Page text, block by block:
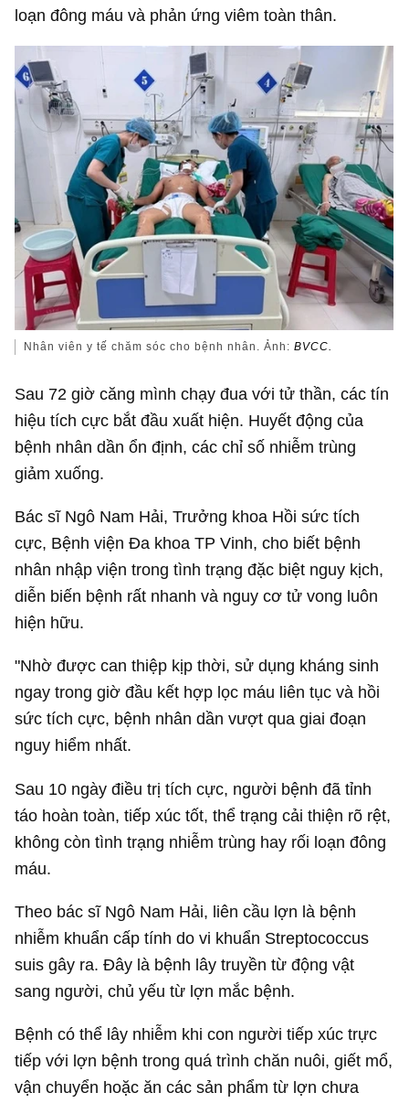
loạn đông máu và phản ứng viêm toàn thân.
Nhân viên y tế chăm sóc cho bệnh nhân. Ảnh: BVCC.
Sau 72 giờ căng mình chạy đua với tử thần, các tín
hiệu tích cực bắt đầu xuất hiện. Huyết động của
bệnh nhân dần ổn định, các chỉ số nhiễm trùng
giảm xuống.
Bác sĩ Ngô Nam Hải, Trưởng khoa Hồi sức tích
cực, Bệnh viện Đa khoa TP Vinh, cho biết bệnh
nhân nhập viện trong tình trạng đặc biệt nguy kịch,
diễn biến bệnh rất nhanh và nguy cơ tử vong luôn
hiện hữu.
"Nhờ được can thiệp kịp thời, sử dụng kháng sinh
ngay trong giờ đầu kết hợp lọc máu liên tục và hồi
sức tích cực, bệnh nhân dần vượt qua giai đoạn
nguy hiểm nhất.
Sau 10 ngày điều trị tích cực, người bệnh đã tỉnh
táo hoàn toàn, tiếp xúc tốt, thể trạng cải thiện rõ rệt,
không còn tình trạng nhiễm trùng hay rối loạn đông
máu.
Theo bác sĩ Ngô Nam Hải, liên cầu lợn là bệnh
nhiễm khuẩn cấp tính do vi khuẩn Streptococcus
suis gây ra. Đây là bệnh lây truyền từ động vật
sang người, chủ yếu từ lợn mắc bệnh.
Bệnh có thể lây nhiễm khi con người tiếp xúc trực
tiếp với lợn bệnh trong quá trình chăn nuôi, giết mổ,
vận chuyển hoặc ăn các sản phẩm từ lợn chưa